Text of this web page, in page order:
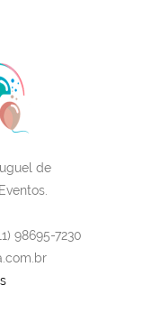
de
98695-7230